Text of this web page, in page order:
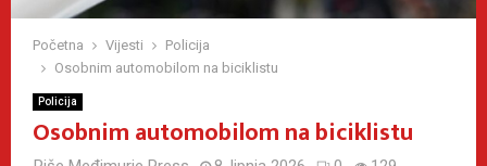
Početna Vijesti
Policija
Osobnim automobilom na biciklistu
Policija
Osobnim automobilom na biciklistu